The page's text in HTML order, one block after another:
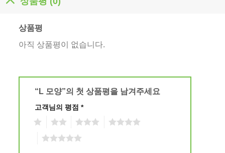
상품평
아직 상품평이 없습니다.
“L 모양”의 첫 상품평을 남겨주세요
고객님의 평점 *